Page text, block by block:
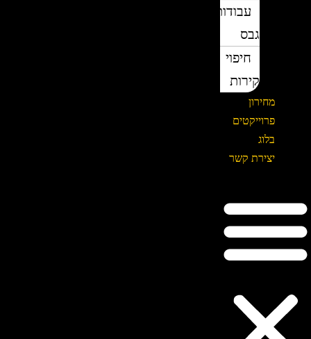
עבודות
גבס
חיפוי
קירות
מחירון
פרוייקטים
בלוג
יצירת קשר